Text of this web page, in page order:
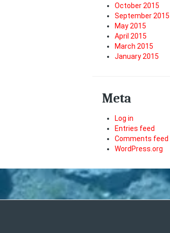
October 2015
September 2015
May 2015
April 2015
March 2015
January 2015
Meta
Log in
Entries feed
Comments feed
WordPress.org